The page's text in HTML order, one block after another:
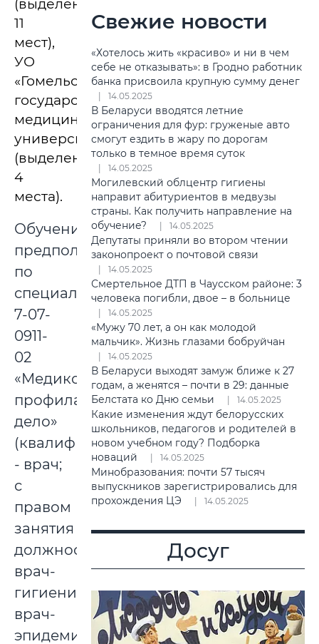
(выделено
11
мест),
УО
«Гомельский
государственный
медицинский
университет»
(выделено
4
места).
Обучение
предполагается
по
специальности
7-07-
0911-
02
«Медико-
профилактическое
дело»
(квалификация
- врач;
с
правом
занятия
должностей:
врач-
гигиенист,
врач-
эпидемиолог,
Свежие новости
«Хотелось жить «красиво» и ни в чем
себе не отказывать»: в Гродно работник
банка присвоила крупную сумму денег
14.05.2025
В Беларуси вводятся летние
ограничения для фур: груженые авто
смогут ездить в жару по дорогам
только в темное время суток
14.05.2025
Могилевский облцентр гигиены
направит абитуриентов в медвузы
страны. Как получить направление на
обучение?
14.05.2025
Депутаты приняли во втором чтении
законопроект о почтовой связи
14.05.2025
Смертельное ДТП в Чаусском районе: 3
человека погибли, двое – в больнице
14.05.2025
«Мужу 70 лет, а он как молодой
мальчик». Жизнь глазами бобруйчан
14.05.2025
В Беларуси выходят замуж ближе к 27
годам, а женятся – почти в 29: данные
Белстата ко Дню семьи
14.05.2025
Какие изменения ждут белорусских
школьников, педагогов и родителей в
новом учебном году? Подборка
новаций
14.05.2025
Минобразования: почти 57 тысяч
выпускников зарегистрировались для
прохождения ЦЭ
14.05.2025
Досуг